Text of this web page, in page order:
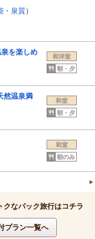
・泉質）
を楽しめ
和洋室
朝・夕
然温泉満
和室
朝・夕
和室
朝のみ
クなパック旅行はコチラ
プラン一覧へ